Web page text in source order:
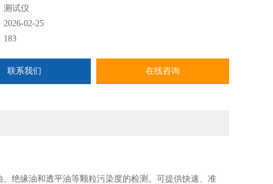
测试仪
2026-02-25
183
联系我们 在线咨询
绝缘油和透平油等颗粒污染度的检测。可提供快速、准